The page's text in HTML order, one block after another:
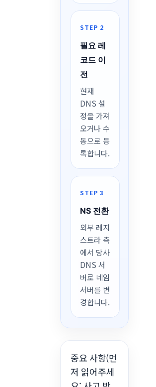
STEP 2
필요 레
코드 이
전
현재
DNS 설
정을 가져
오거나 수
동으로 등
록합니다.
STEP 3
NS 전환
외부 레지
스트라 측
에서 당사
DNS 서
버로 네임
서버를 변
경합니다.
중요 사항(먼
저 읽어주세